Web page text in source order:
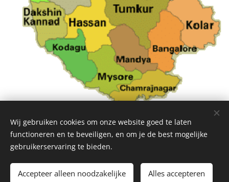
© 2026 Abhaya vzw.
Cookies
Wij gebruiken cookies om onze website goed te laten
functioneren en te beveiligen, en om je de best mogelijke
gebruikerservaring te bieden.
Accepteer alleen noodzakelijke Alles accepteren